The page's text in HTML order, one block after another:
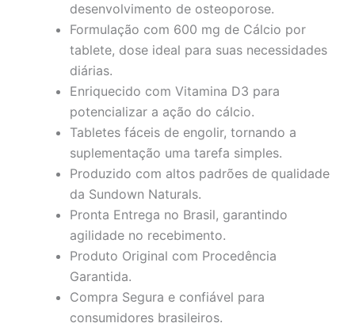
desenvolvimento de osteoporose.
Formulação com 600 mg de Cálcio por
tablete, dose ideal para suas necessidades
diárias.
Enriquecido com Vitamina D3 para
potencializar a ação do cálcio.
Tabletes fáceis de engolir, tornando a
suplementação uma tarefa simples.
Produzido com altos padrões de qualidade
da Sundown Naturals.
Pronta Entrega no Brasil, garantindo
agilidade no recebimento.
Produto Original com Procedência
Garantida.
Compra Segura e confiável para
consumidores brasileiros.